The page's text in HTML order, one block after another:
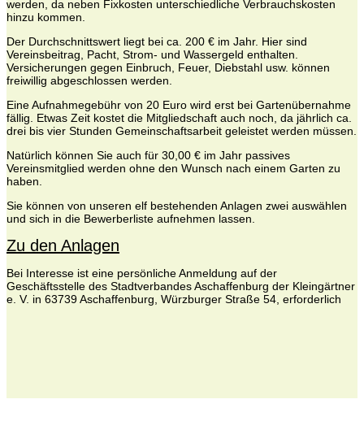
werden, da neben Fixkosten unterschiedliche Verbrauchskosten
hinzu kommen.
Der Durchschnittswert liegt bei ca. 200 € im Jahr. Hier sind
Vereinsbeitrag, Pacht, Strom- und Wassergeld enthalten.
Versicherungen gegen Einbruch, Feuer, Diebstahl usw. können
freiwillig abgeschlossen werden.
Eine Aufnahmegebühr von 20 Euro wird erst bei Gartenübernahme
fällig. Etwas Zeit kostet die Mitgliedschaft auch noch, da jährlich ca.
drei bis vier Stunden Gemeinschaftsarbeit geleistet werden müssen.
Natürlich können Sie auch für 30,00 € im Jahr passives
Vereinsmitglied werden ohne den Wunsch nach einem Garten zu
haben.
Sie können von unseren elf bestehenden Anlagen zwei auswählen
und sich in die Bewerberliste aufnehmen lassen.
Zu den Anlagen
Bei Interesse ist eine persönliche Anmeldung auf der
Geschäftsstelle des Stadtverbandes Aschaffenburg der Kleingärtner
e. V. in 63739 Aschaffenburg, Würzburger Straße 54, erforderlich